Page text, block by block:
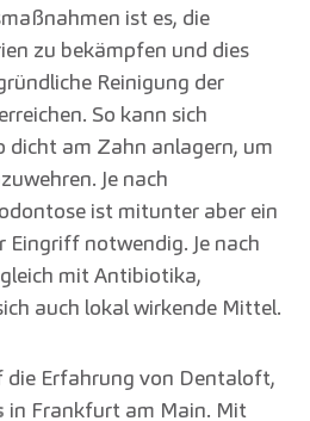
ist es, die
zu bekämpfen und dies
Reinigung der
So kann sich
dicht am Zahn anlagern, um
Je nach
ist mitunter aber ein
Eingriff notwendig. Je nach
mit Antibiotika,
auch lokal wirkende Mittel.
die Erfahrung von Dentaloft,
in Frankfurt am Main. Mit